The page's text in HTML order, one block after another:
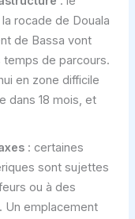
rocade de Douala
de Bassa vont
de parcours.
en zone difficile
dans 18 mois, et
: certaines
sont sujettes
ou à des
Un emplacement